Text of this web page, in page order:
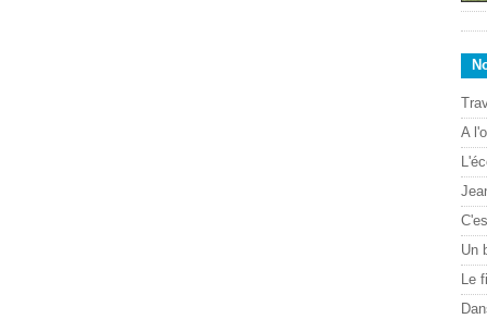
A
Un
Le